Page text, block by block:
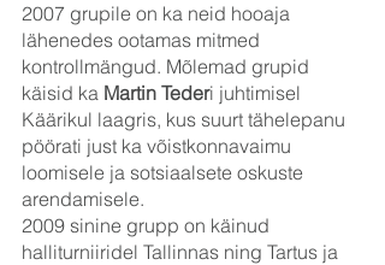
2007 grupile on ka neid hooaja
lähenedes ootamas mitmed
kontrollmängud. Mõlemad grupid
käisid ka Martin Tederi juhtimisel
Käärikul laagris, kus suurt tähelepanu
pöörati just ka võistkonnavaimu
loomisele ja sotsiaalsete oskuste
arendamisele.
2009 sinine grupp on käinud
halliturniiridel Tallinnas ning Tartus ja